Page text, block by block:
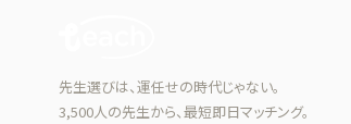
先生選びは、運任せの時代じゃない。
3,500人の先生から、最短即日マッチング。